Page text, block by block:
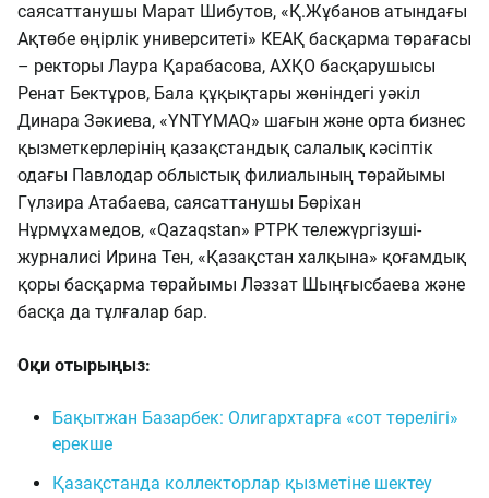
саясаттанушы Марат Шибутов, «Қ.Жұбанов атындағы
Ақтөбе өңірлік университеті» КЕАҚ басқарма төрағасы
– ректоры Лаура Қарабасова, АХҚО басқарушысы
Ренат Бектұров, Бала құқықтары жөніндегі уәкіл
Динара Зәкиева, «YNTYMAQ» шағын және орта бизнес
қызметкерлерінің қазақстандық салалық кәсіптік
одағы Павлодар облыстық филиалының төрайымы
Гүлзира Атабаева, саясаттанушы Бөріхан
Нұрмұхамедов, «Qazaqstan» РТРК тележүргізуші-
журналисі Ирина Тен, «Қазақстан халқына» қоғамдық
қоры басқарма төрайымы Ләззат Шыңғысбаева және
басқа да тұлғалар бар.
Оқи отырыңыз:
Бақытжан Базарбек: Олигархтарға «сот төрелігі»
ерекше
Қазақстанда коллекторлар қызметіне шектеу